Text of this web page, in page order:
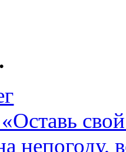
непогоду,